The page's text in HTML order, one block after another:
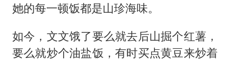
她的每一顿饭都是山珍海味。
如今，文文饿了要么就去后山掘个红薯，
要么就炒个油盐饭，有时买点黄豆来炒着